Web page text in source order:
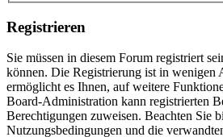
Registrieren
Sie müssen in diesem Forum registriert
können. Die Registrierung ist in wenigen
ermöglicht es Ihnen, auf weitere
Board-Administration kann registrierten
Berechtigungen zuweisen. Beachten Sie
Nutzungsbedingungen und die